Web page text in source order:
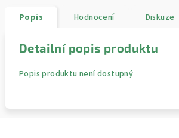
Popis Hodnocení Diskuze
Detailní popis produktu
Popis produktu není dostupný